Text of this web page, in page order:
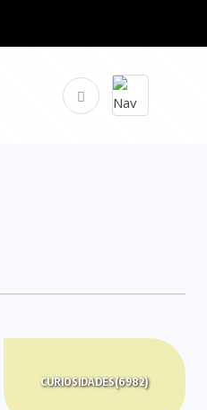
CURIOSIDADES(6982)